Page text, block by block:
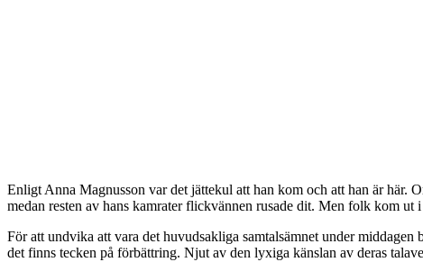
Enligt Anna Magnusson var det jättekul att han kom och att han är här.
medan resten av hans kamrater flickvännen rusade dit. Men folk kom
För att undvika att vara det huvudsakliga samtalsämnet under
det finns tecken på förbättring. Njut av den lyxiga känslan av deras